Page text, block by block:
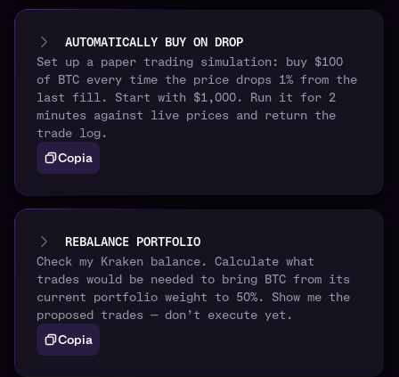
AUTOMATICALLY BUY ON DROP
Set up a paper trading simulation: buy $100
of BTC every time the price drops 1% from the
last fill. Start with $1,000. Run it for 2
minutes against live prices and return the
trade log.
Copia
REBALANCE PORTFOLIO
Check my Kraken balance. Calculate what
trades would be needed to bring BTC from its
current portfolio weight to 50%. Show me the
proposed trades — don’t execute yet.
Copia